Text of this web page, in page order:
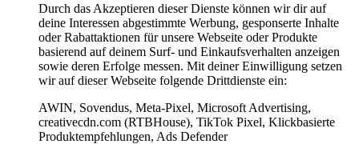
Durch das Akzeptieren dieser Dienste können wir dir auf
deine Interessen abgestimmte Werbung, gesponserte Inhalte
oder Rabattaktionen für unsere Webseite oder Produkte
basierend auf deinem Surf- und Einkaufsverhalten anzeigen
sowie deren Erfolge messen. Mit deiner Einwilligung setzen
wir auf dieser Webseite folgende Drittdienste ein:
AWIN, Sovendus, Meta-Pixel, Microsoft Advertising,
creativecdn.com (RTBHouse), TikTok Pixel, Klickbasierte
Produktempfehlungen, Ads Defender